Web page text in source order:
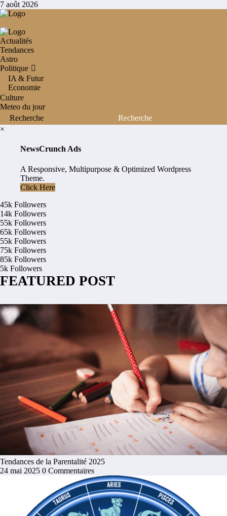
Aller
au
7 août 2026
Actualités
Tendances
Astro
Politique
IA & Futur
Economie
Culture
Meteo du jour
×
NewsCrunch Ads
A Responsive, Multipurpose & Optimized Wordpress
Theme.
Click Here
45k Followers
14k Followers
55k Followers
65k Followers
55k Followers
75k Followers
85k Followers
5k Followers
FEATURED POST
Tendances de la Parentalité 2025
24 mai 2025 0 Commentaires